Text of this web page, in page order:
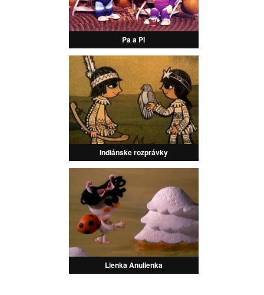
Pa a Pi
Indiánske rozprávky
Lienka Anulienka